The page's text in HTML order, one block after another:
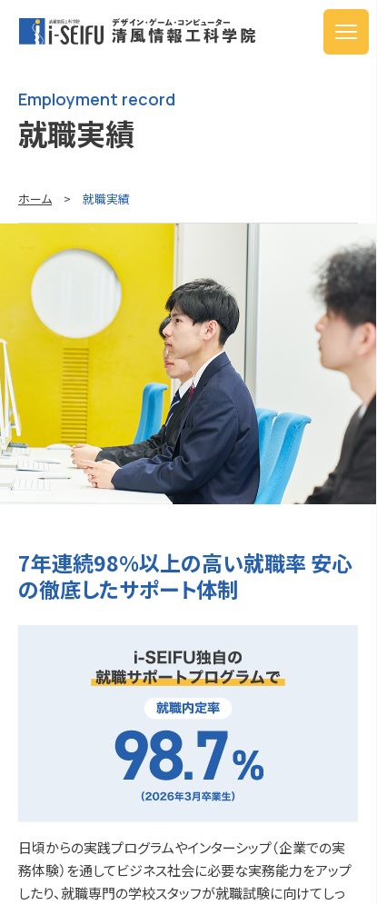
Employment record
就職実績
ホーム > 就職実績
7年連続98%以上の高い就職率 安心
の徹底したサポート体制
日頃からの実践プログラムやインターシップ（企業での実
務体験）を通してビジネス社会に必要な実務能力をアップ
したり、就職専門の学校スタッフが就職試験に向けてしっ